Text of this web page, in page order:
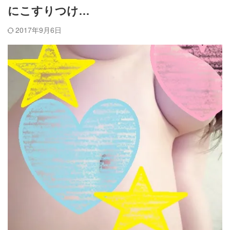
にこすりつけ…
2017年9月6日